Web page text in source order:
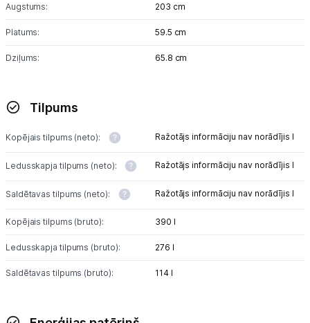
Augstums: 203 cm
Platums: 59.5 cm
Dziļums: 65.8 cm
Tilpums
Kopējais tilpums (neto): Ražotājs informāciju nav norādījis l
Ledusskapja tilpums (neto): Ražotājs informāciju nav norādījis l
Saldētavas tilpums (neto): Ražotājs informāciju nav norādījis l
Kopējais tilpums (bruto): 390 l
Ledusskapja tilpums (bruto): 276 l
Saldētavas tilpums (bruto): 114 l